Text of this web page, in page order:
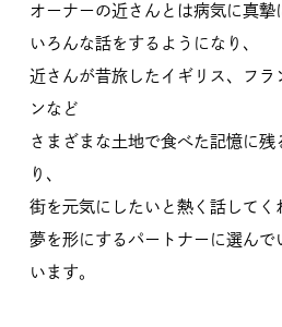
オーナーの近さんとは病気に真
いろんな話をするようになり、
近さんが昔旅したイギリス、フラ
ンなど
さまざまな土地で食べた記憶に
り、
街を元気にしたいと熱く話してく
夢を形にするパートナーに選ん
います。